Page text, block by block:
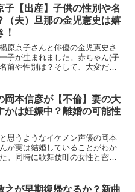
兄と仲良しなんだとか。彼氏も
しょうか。...
子【出産】子供の性別や名
（夫）旦那の金児憲史は嬉
！
原京子さんと俳優の金児憲史さ
子が生まれました。赤ちゃん(子
前や性別は？そして、大変だっ
、金児憲史さんについて詳しく
した。楊原京子...
岡本信彦が【不倫】妻の大
かは妊娠中？離婚の可能性
思うようなイケメン声優の岡本
が実は結婚していることがわか
。同時に歌舞伎町の女性と密会
ですが、実は妊娠しているので
之が早期復帰なるか？新曲